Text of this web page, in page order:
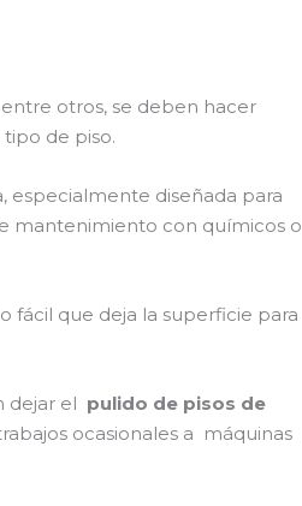
otros, se deben hacer
de piso.
especialmente diseñada para
mantenimiento con químicos o
fácil que deja la superficie para
dejar el pulido de pisos de
ocasionales a máquinas